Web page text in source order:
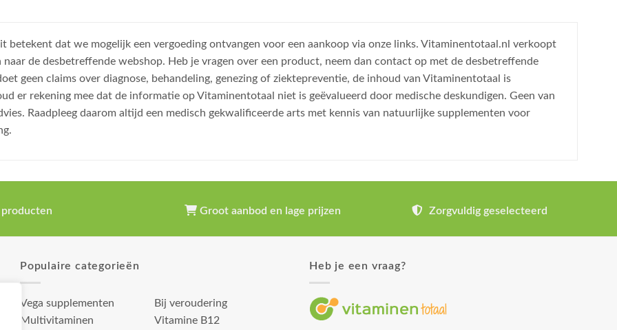
dat we mogelijk een vergoeding ontvangen voor een aankoop via onze links. Vitaminentotaal.nl verkoopt
de desbetreffende webshop. Heb je vragen over een product, neem dan contact op met de desbetreffende
geen claims over diagnose, behandeling, genezing of ziektepreventie, de inhoud van Vitaminentotaal is
er rekening mee dat de informatie op Vitaminentotaal niet is geëvalueerd door medische deskundigen. Geen van
Raadpleeg daarom altijd een medisch gekwalificeerde arts met kennis van natuurlijke supplementen voor
producten Groot aanbod en lage prijzen Zorgvuldig geselecteerd
Populaire categorieën
Vega supplementen
Multivitaminen
Bij veroudering
Vitamine B12
Heb je een vraag?